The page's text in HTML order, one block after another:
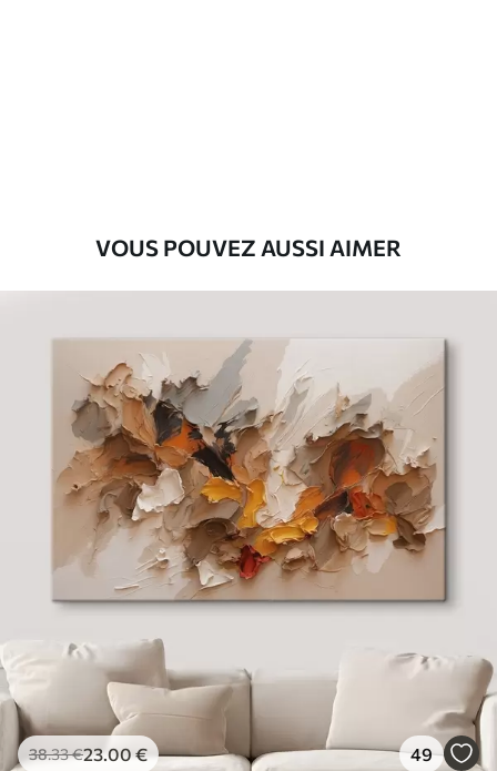
VOUS POUVEZ AUSSI AIMER
38.33€23.00€ 49